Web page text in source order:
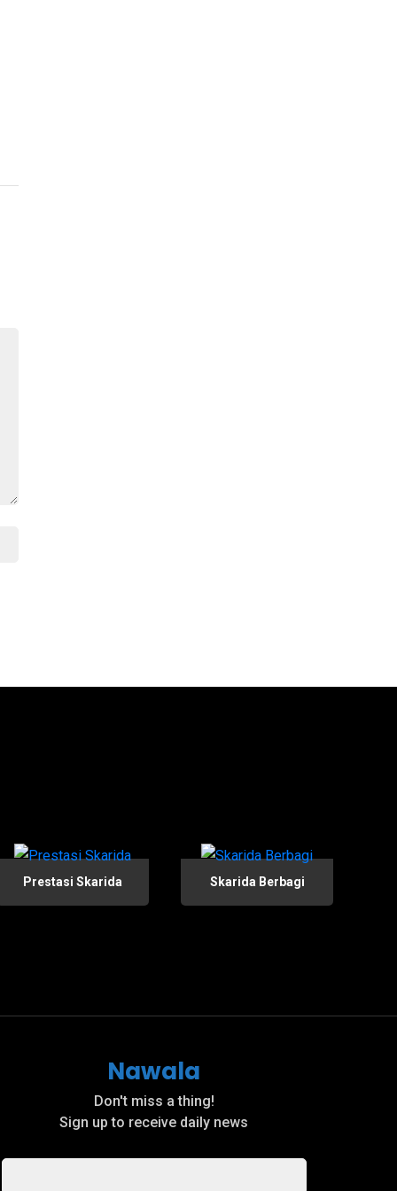
Prestasi Skarida Skarida Berbagi
Nawala
Don't miss a thing!
Sign up to receive daily news